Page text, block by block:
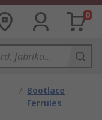
0
/ Bootlace
Ferrules